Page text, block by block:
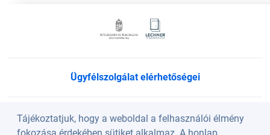
Tájékoztatjuk, hogy a weboldal a felhasználói élmény
Ügyfélszolgálat elérhetőségei
Süti beállítások